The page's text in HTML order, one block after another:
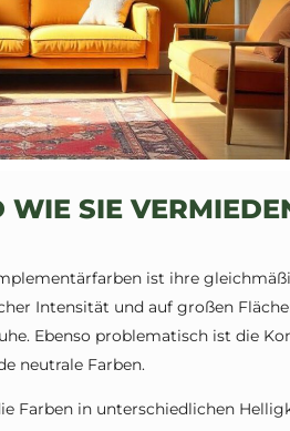
WIE SIE
ist ihre
Intensität und auf großen
Ebenso problematisch ist die
neutrale Farben.
Farben in unterschiedlichen